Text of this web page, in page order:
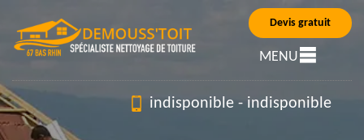
Devis gratuit
MENU
indisponible - indisponible